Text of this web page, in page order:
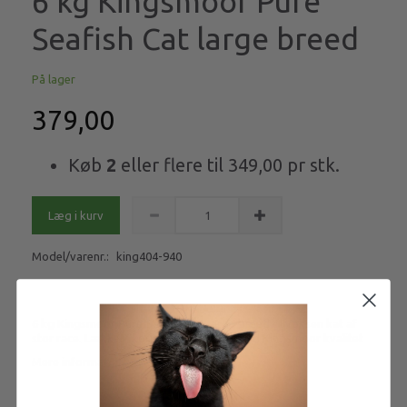
Seafish Cat large breed
På lager
379,00
Køb 2 eller flere til 349,00 pr stk.
Læg i kurv
Model/varenr.: king404-940
6 kg Kingsmoor Pure Seafish Cat large breed til voksen kat af
stor race. Lækkert kornfrit kattemad, i god Kingsmoor kvalitet